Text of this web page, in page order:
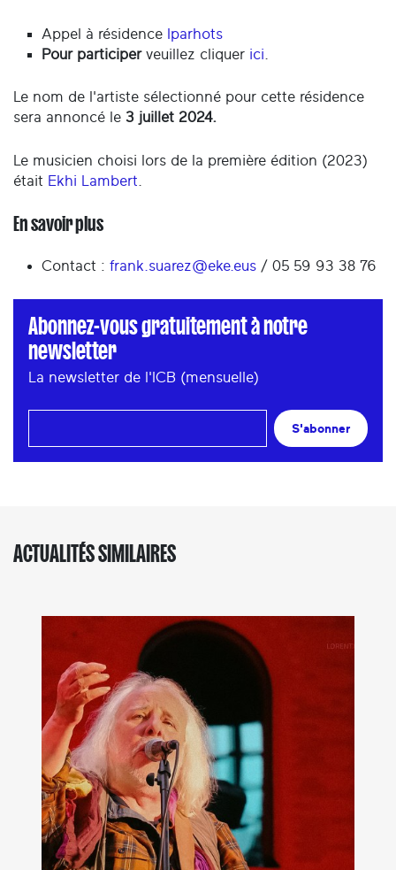
Appel à résidence Iparhots
Pour participerveuillez cliquer ici
Le nom de l'artiste sélectionné pour cette résidence
sera annoncé le 3 juillet 2024.
Le musicien choisi lors de la première édition (2023)
était Ekhi Lambert
En savoir plus
Contact : frank.suarez@eke.eus / 05 59 93 38 76
Abonnez-vous gratuitement à notre
newsletter
La newsletter de l'ICB (mensuelle)
S'abonner
ACTUALITÉS SIMILAIRES